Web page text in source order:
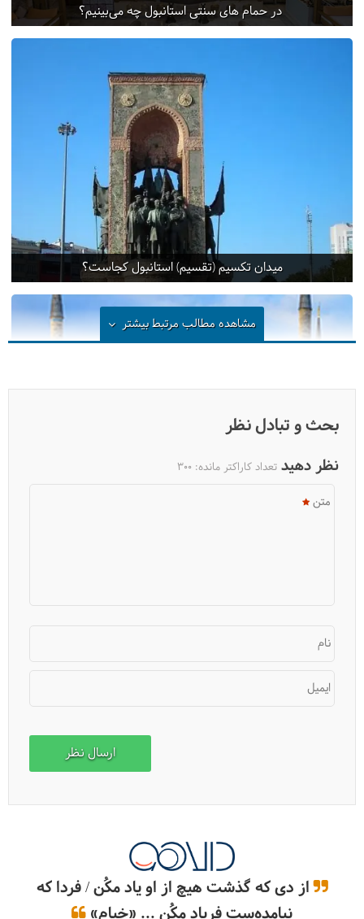
در حمام های سنتی استانبول چه می‌بینیم؟
میدان تکسیم (تقسیم) استانبول کجاست؟
مشاهده مطالب مرتبطبیشتر
بحث و تبادل نظر
نظر دهید تعداد کاراکتر مانده: 300
متن
نام
ایمیل
از دی که گذشت هیچ از او یاد مکُن / فردا که